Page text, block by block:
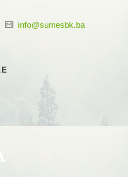
info@sumesbk.ba